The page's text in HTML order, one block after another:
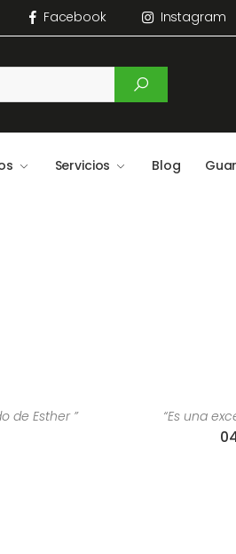
Facebook Instagram
Servicios Blog
excelente profesionalidad ”